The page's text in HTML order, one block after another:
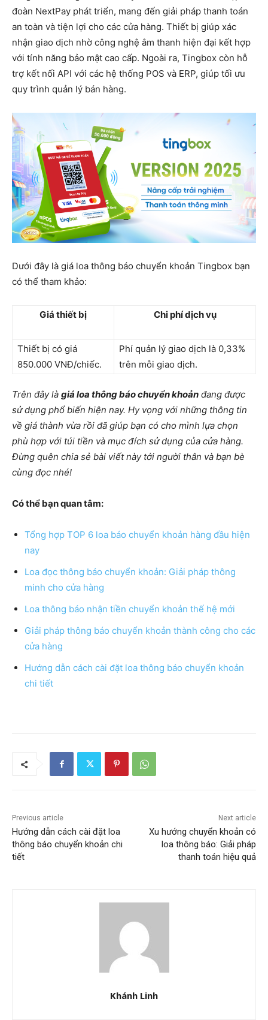
đoàn NextPay phát triển, mang đến giải pháp thanh toán
an toàn và tiện lợi cho các cửa hàng. Thiết bị giúp xác
nhận giao dịch nhờ công nghệ âm thanh hiện đại kết hợp
với tính năng bảo mật cao cấp. Ngoài ra, Tingbox còn hỗ
trợ kết nối API với các hệ thống POS và ERP, giúp tối ưu
quy trình quản lý bán hàng.
Dưới đây là giá loa thông báo chuyển khoản Tingbox bạn
có thể tham khảo:
Giá thiết bị Chi phí dịch vụ
Thiết bị có giá
850.000 VNĐ/chiếc.
Phí quản lý giao dịch là 0,33%
trên mỗi giao dịch.
Trên đây là giá loa thông báo chuyển khoản đang được
sử dụng phổ biến hiện nay. Hy vọng với những thông tin
về giá thành vừa rồi đã giúp bạn có cho mình lựa chọn
phù hợp với túi tiền và mục đích sử dụng của cửa hàng.
Đừng quên chia sẻ bài viết này tới người thân và bạn bè
cùng đọc nhé!
Có thể bạn quan tâm:
Tổng hợp TOP 6 loa báo chuyển khoản hàng đầu hiện
nay
Loa đọc thông báo chuyển khoản: Giải pháp thông
minh cho cửa hàng
Loa thông báo nhận tiền chuyển khoản thế hệ mới
Giải pháp thông báo chuyển khoản thành công cho các
cửa hàng
Hướng dẫn cách cài đặt loa thông báo chuyển khoản
chi tiết
Previous article
Hướng dẫn cách cài đặt loa
thông báo chuyển khoản chi
tiết
Next article
Xu hướng chuyển khoản có
loa thông báo: Giải pháp
thanh toán hiệu quả
Khánh Linh